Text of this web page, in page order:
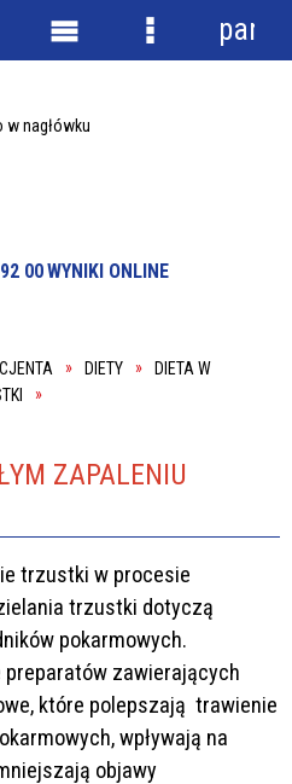
00WYNIKI ONLINE
DIETY
DIETA W
ZAPALENIU
trzustki w procesie
trzustki dotyczą
pokarmowych.
zawierających
które polepszają trawienie
wpływają na
objawy
Menu Menu
panel